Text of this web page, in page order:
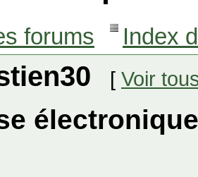
forums Index
[ Voir